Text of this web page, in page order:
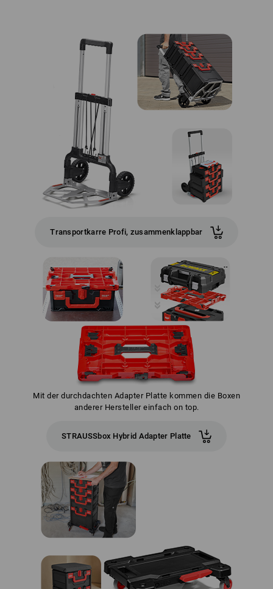
Transportkarre Profi, zusammenklappbar
Mit der durchdachten Adapter Platte kommen die Boxen
anderer Hersteller einfach on top.
STRAUSSbox Hybrid Adapter Platte